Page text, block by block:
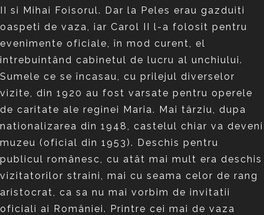
II si Mihai Foisorul. Dar la Peles erau gazduiti
oaspeti de vaza, iar Carol II l-a folosit pentru
evenimente oficiale, în mod curent, el
intrebuintând cabinetul de lucru al unchiului.
Sumele ce se încasau, cu prilejul diverselor
vizite, din 1920 au fost varsate pentru operele
de caritate ale reginei Maria. Mai târziu, dupa
nationalizarea din 1948, castelul chiar va deveni
muzeu (oficial din 1953). Deschis pentru
publicul românesc, cu atât mai mult era deschis
vizitatorilor straini, mai cu seama celor de rang
aristocrat, ca sa nu mai vorbim de invitatii
oficiali ai României. Printre cei mai de vaza